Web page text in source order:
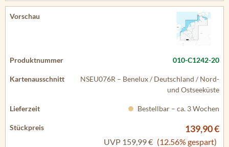
010-C1242-20
NSEU076R – Benelux / Deutschland / Nord-
und Ostseeküste
Bestellbar – ca. 3 Wochen
139,90 €
UVP 159,99 € (12.56% gespart)